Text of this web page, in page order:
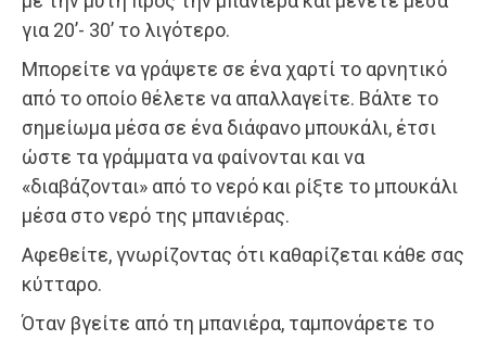
για 20’- 30’ το λιγότερο.
Μπορείτε να γράψετε σε ένα χαρτί το αρνητικό
από το οποίο θέλετε να απαλλαγείτε. Βάλτε το
σημείωμα μέσα σε ένα διάφανο μπουκάλι, έτσι
ώστε τα γράμματα να φαίνονται και να
«διαβάζονται» από το νερό και ρίξτε το μπουκάλι
μέσα στο νερό της μπανιέρας.
Αφεθείτε, γνωρίζοντας ότι καθαρίζεται κάθε σας
κύτταρο.
Όταν βγείτε από τη μπανιέρα, ταμπονάρετε το